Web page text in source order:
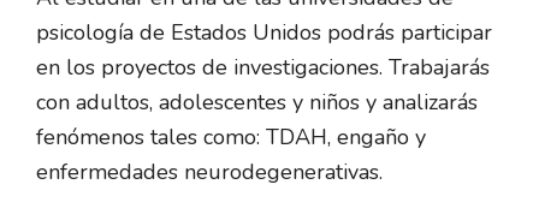
psicología de Estados Unidos podrás participar
en los proyectos de investigaciones. Trabajarás
con adultos, adolescentes y niños y analizarás
fenómenos tales como: TDAH, engaño y
enfermedades neurodegenerativas.